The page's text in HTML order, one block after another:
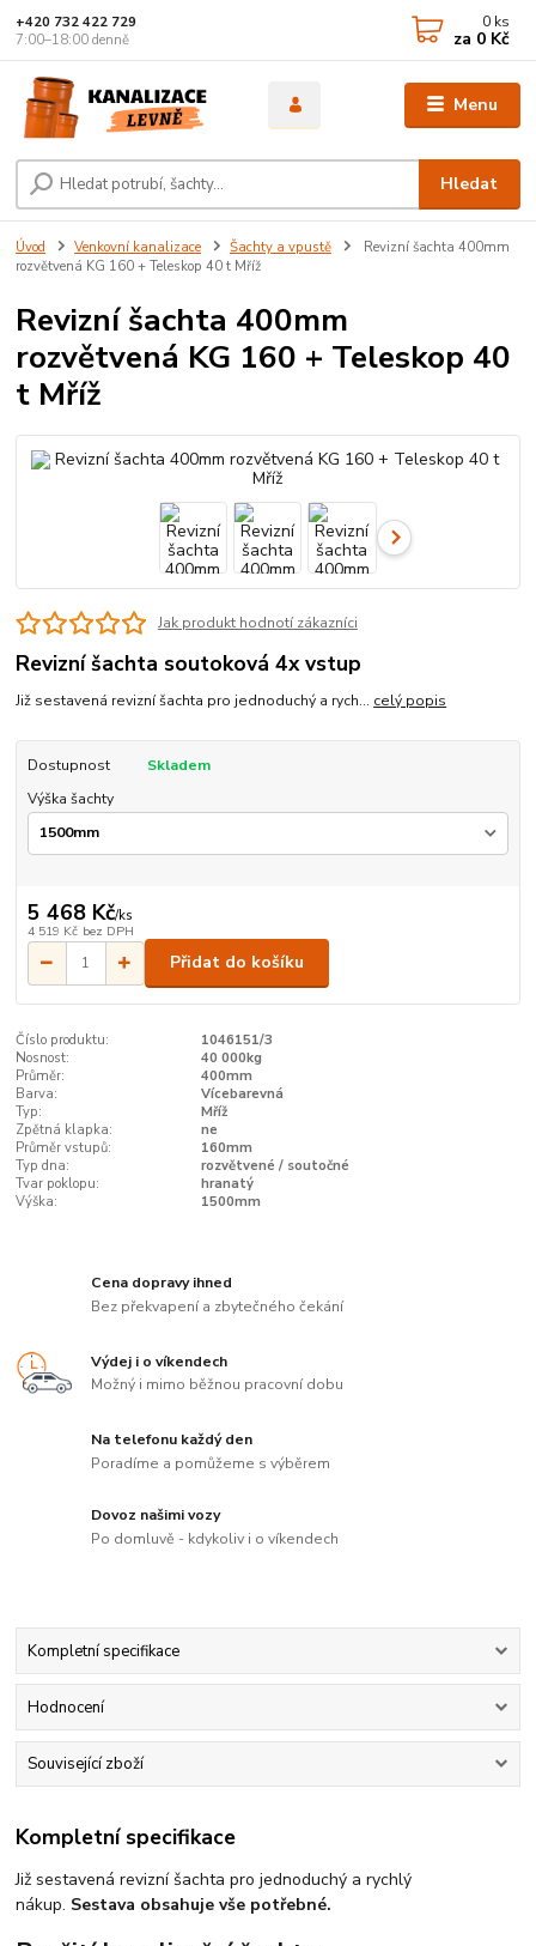
Menu
Hledat
+420 732 422 729
7:00–18:00 denně
0 ks
za 0 Kč
Úvod Venkovní kanalizace Šachty a vpustě
Revizní šachta 400mm
rozvětvená KG 160 + Teleskop 40 t Mříž
Revizní šachta 400mm
rozvětvená KG 160 + Teleskop 40
t Mříž
Jak produkt hodnotí zákazníci
Revizní šachta soutoková 4x vstup
Již sestavená revizní šachta pro jednoduchý a rych... celý popis
Dostupnost
Skladem
Výška šachty
5 468 Kč/ks
4 519 Kč bez DPH
Přidat do košíku
Číslo produktu:
1046151/3
Nosnost:
40 000kg
Průměr:
400mm
Barva:
Vícebarevná
Typ:
Mříž
Zpětná klapka:
ne
Průměr vstupů:
160mm
Typ dna:
rozvětvené / soutočné
Tvar poklopu:
hranatý
Výška:
1500mm
Cena dopravy ihned
Bez překvapení a zbytečného čekání
Výdej i o víkendech
Možný i mimo běžnou pracovní dobu
Na telefonu každý den
Poradíme a pomůžeme s výběrem
Dovoz našimi vozy
Po domluvě - kdykoliv i o víkendech
Kompletní specifikace
Hodnocení
Související zboží
Kompletní specifikace
Již sestavená revizní šachta pro jednoduchý a rychlý
nákup. Sestava obsahuje vše potřebné.